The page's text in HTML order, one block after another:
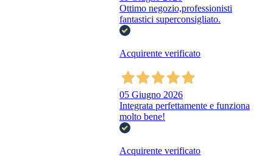
Ottimo negozio,professionisti
fantastici superconsigliato.
Acquirente verificato
05 Giugno 2026
Integrata perfettamente e funziona
molto bene!
Acquirente verificato